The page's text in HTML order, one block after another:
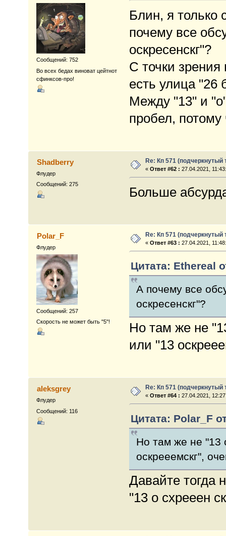
Сообщений: 752
Во всех бедах виноват цейтнот
сфинксов-про!
Блин, я только
почему все
оскресенскг"?
С точки
есть улица "26
Между "13" и
пробел, потому
Shadberry
Флудер
Сообщений: 275
Re: Кп 571 (подчеркнутый
«Ответ #62 : 27.04.2021,
Больше
Polar_F
Флудер
Сообщений: 257
Скорость не может быть "5"!
Re: Кп 571 (подчеркнутый
«Ответ #63 : 27.04.2021,
Цитата: Ethereal
А почему все
оскресенскг"?
Но там же не
или "13
aleksgrey
Флудер
Сообщений: 116
Re: Кп 571 (подчеркнутый
«Ответ #64 : 27.04.2021,
Цитата: Polar_F
Но там же не "13
оскрееемскг",
Давайте тогда
"13 о схрееен